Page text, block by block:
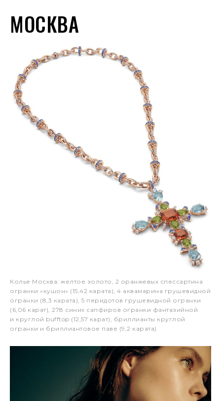
МОСКВА
Колье Москва: желтое золото, 2 оранжевых спессартина
огранки «кушон» (15,42 карата), 4 аквамарина грушевидной
огранки (8,3 карата), 5 перидотов грушевидной огранки
(6,06 карат), 278 синих сапфиров огранки фантазийной
и круглой bufftop (12,57 карат), бриллианты круглой
огранки и бриллиантовое паве (9,2 карата)